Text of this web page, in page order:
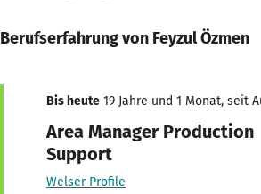
Berufserfahrung von Feyzul Özmen
Bis heute 19 Jahre und 1 Monat, seit
Area Manager Production
Support
Welser Profile